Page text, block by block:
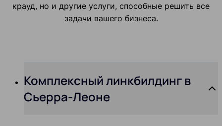
крауд, но и другие услуги, способные решить все
задачи вашего бизнеса.
Комплексный линкбилдинг в
Сьерра-Леоне